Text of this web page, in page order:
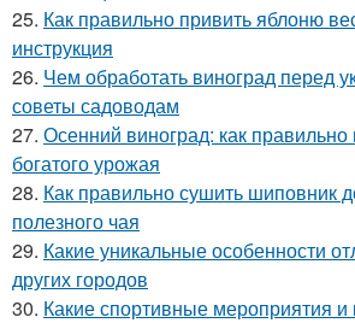
25. Как правильно привить яблоню
инструкция
26. Чем обработать виноград перед
советы садоводам
27. Осенний виноград: как правильно
богатого урожая
28. Как правильно сушить шиповник
полезного чая
29. Какие уникальные особенности
других городов
30. Какие спортивные мероприятия